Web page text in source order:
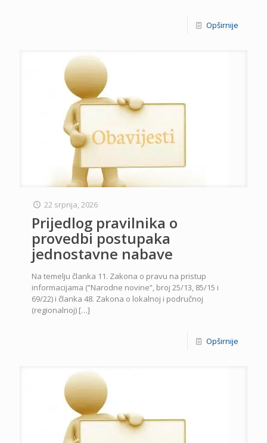
Opširnije
22 srpnja, 2026
Prijedlog pravilnika o
provedbi postupaka
jednostavne nabave
Na temelju članka 11. Zakona o pravu na pristup
informacijama (”Narodne novine”, broj 25/13, 85/15 i
69/22) i članka 48. Zakona o lokalnoj i područnoj
(regionalnoj) […]
Opširnije